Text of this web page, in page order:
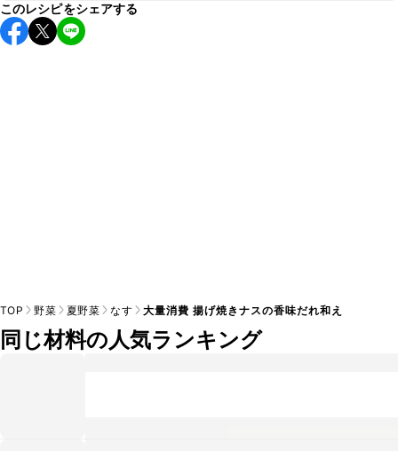
保存期間は冷蔵で当日中が目安です。なるべくお早めにお召
し上がりください。
このレシピをシェアする
TOP 野菜 夏野菜 なす 大量消費 揚げ焼きナスの香味だれ和え
同じ材料の人気ランキング